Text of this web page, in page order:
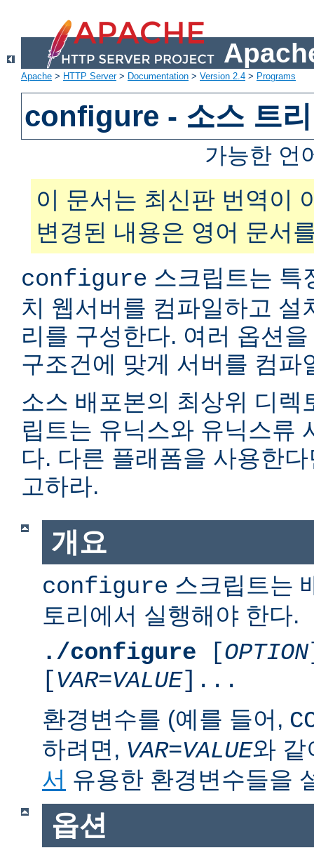
Apache > HTTP Server> Documentation > Version 2.4 > Programs
configure - 소스 트
가능한 언
이 문서는 최신판 번역이
변경된 내용은 영어 문서
configure 스크립트는 특
치 웹서버를 컴파일하고 설
리를 구성한다. 여러 옵션
구조건에 맞게 서버를 컴파
소스 배포본의 최상위 디렉
립트는 유닉스와 유닉스류
다. 다른 플래폼을 사용한
고하라.
개요
configure 스크립트는
토리에서 실행해야 한다.
./configure [OPTION
[VAR=VALUE]...
환경변수를 (예를 들어,
하려면, VAR=VALUE와
서 유용한 환경변수들을
옵션